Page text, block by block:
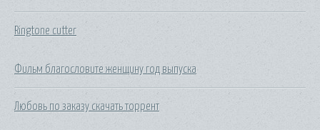
Ringtone cutter
Фильм благословите женщину год выпуска
Любовь по заказу скачать торрент